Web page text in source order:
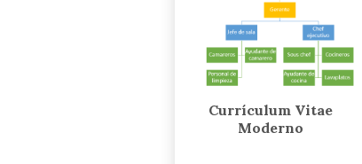
Currículum Vitae
Moderno